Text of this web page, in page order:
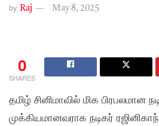
by Raj May 8, 2025
0
SHARES
தமிழ் சினிமாவில் மிக பிரபலமான
முக்கியமானவராக நடிகர்